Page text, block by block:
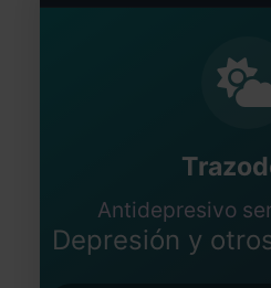
Antidepresivo
Depresión y